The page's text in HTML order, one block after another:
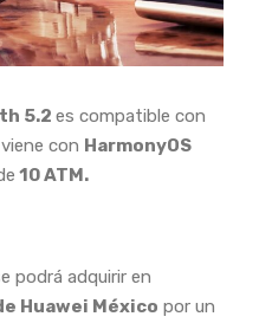
5.2 es compatible con
viene con HarmonyOS
10 ATM.
podrá adquirir en
Huawei México por un